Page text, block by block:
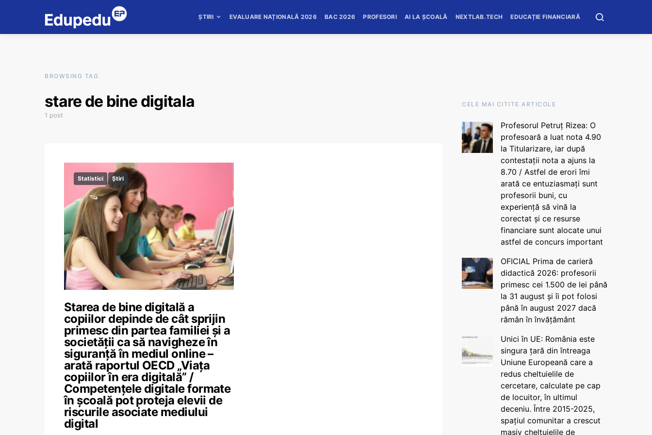
ȘTIRI EVALUARE NAȚIONALĂ 2026 BAC 2026 PROFESORI AI LA ȘCOALĂ NEXTLAB.TECH EDUCAȚIE FINANCIARĂ
BROWSING TAG
stare de bine digitala
1 post
Statistici Știri
Starea de bine digitală a
copiilor depinde de cât sprijin
primesc din partea familiei și a
societății ca să navigheze în
siguranță în mediul online –
arată raportul OECD „Viața
copiilor în era digitală” /
Competențele digitale formate
în școală pot proteja elevii de
riscurile asociate mediului
digital
CELE MAI CITITE ARTICOLE
Profesorul Petruț Rizea: O
profesoară a luat nota 4.90
la Titularizare, iar după
contestații nota a ajuns la
8.70 / Astfel de erori îmi
arată ce entuziasmați sunt
profesorii buni, cu
experiență să vină la
corectat și ce resurse
financiare sunt alocate unui
astfel de concurs important
OFICIAL Prima de carieră
didactică 2026: profesorii
primesc cei 1.500 de lei până
la 31 august și îi pot folosi
până în august 2027 dacă
rămân în învățământ
Unici în UE: România este
singura țară din întreaga
Uniune Europeană care a
redus cheltuielile de
cercetare, calculate pe cap
de locuitor, în ultimul
deceniu. Între 2015-2025,
spațiul comunitar a crescut
masiv cheltuielile de